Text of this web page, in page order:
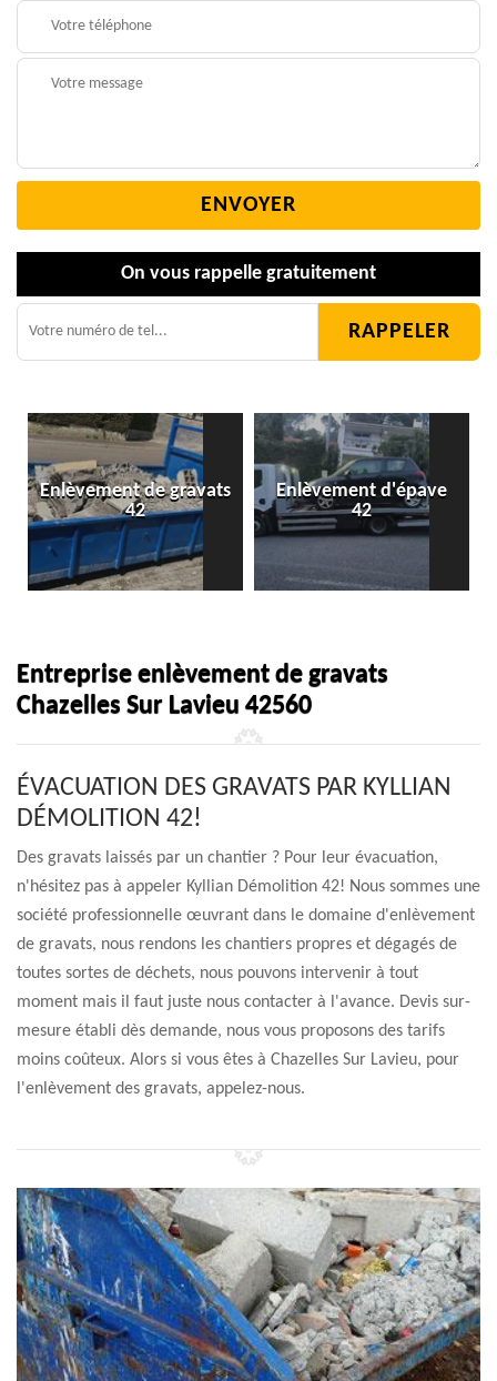
On vous rappelle gratuitement
Enlèvement de gravats
42
Enlèvement d'épave
42
Entreprise enlèvement de gravats
Chazelles Sur Lavieu 42560
ÉVACUATION DES GRAVATS PAR KYLLIAN
DÉMOLITION 42!
Des gravats laissés par un chantier ? Pour leur évacuation,
n'hésitez pas à appeler Kyllian Démolition 42! Nous sommes une
société professionnelle œuvrant dans le domaine d'enlèvement
de gravats, nous rendons les chantiers propres et dégagés de
toutes sortes de déchets, nous pouvons intervenir à tout
moment mais il faut juste nous contacter à l'avance. Devis sur-
mesure établi dès demande, nous vous proposons des tarifs
moins coûteux. Alors si vous êtes à Chazelles Sur Lavieu, pour
l'enlèvement des gravats, appelez-nous.